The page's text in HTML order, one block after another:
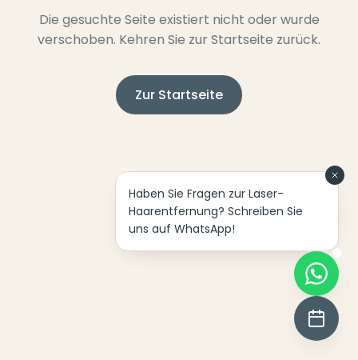
Die gesuchte Seite existiert nicht oder wurde
verschoben. Kehren Sie zur Startseite zurück.
Zur Startseite
Haben Sie Fragen zur Laser-
Haarentfernung? Schreiben Sie
uns auf WhatsApp!